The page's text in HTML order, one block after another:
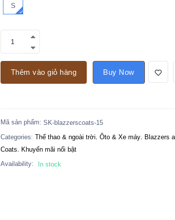
S
Thêm vào giỏ hàng Buy Now
Mã sản phẩm: SK-blazzerscoats-15
Categories: Thể thao & ngoài trời, Ôto & Xe máy, Blazzers
Coats
Khuyến mãi nổi bật
Availability:
In stock